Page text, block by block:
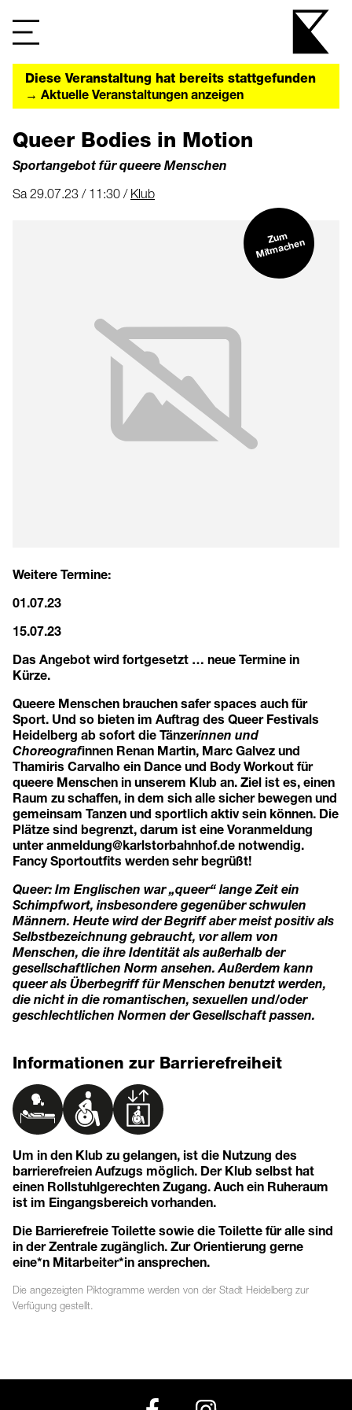
Diese Veranstaltung hat bereits stattgefunden
→ Aktuelle Veranstaltungen anzeigen
Queer Bodies in Motion
Sportangebot für queere Menschen
Sa 29.07.23 / 11:30 / Klub
Zu
m
Mit
machen
Weitere Termine:
01.07.23
15.07.23
Das Angebot wird fortgesetzt … neue Termine in
Kürze.
Queere Menschen brauchen safer spaces auch für
Sport. Und so bieten im Auftrag des Queer Festivals
Heidelberg ab sofort die Tänzerinnen und
Choreografinnen Renan Martin, Marc Galvez und
Thamiris Carvalho ein Dance und Body Workout für
queere Menschen in unserem Klub an. Ziel ist es, einen
Raum zu schaffen, in dem sich alle sicher bewegen und
gemeinsam Tanzen und sportlich aktiv sein können. Die
Plätze sind begrenzt, darum ist eine Voranmeldung
unteranmeldung@karlstorbahnhof.de notwendig.
Fancy Sportoutfits werden sehr begrüßt!
Queer: Im Englischen war „queer“ lange Zeit ein
Schimpfwort, insbesondere gegenüber schwulen
Männern. Heute wird der Begriff aber meist positiv als
Selbstbezeichnung gebraucht, vor allem von
Menschen, die ihre Identität als außerhalb der
gesellschaftlichen Norm ansehen. Außerdem kann
queer als Überbegriff für Menschen benutzt werden,
die nicht in die romantischen, sexuellen und/oder
geschlechtlichen Normen der Gesellschaft passen.
Informationen zur Barrierefreiheit
Um in den Klub zu gelangen, ist die Nutzung des
barrierefreien Aufzugs möglich. Der Klub selbst hat
einen Rollstuhlgerechten Zugang. Auch ein Ruheraum
ist im Eingangsbereich vorhanden.
Die Barrierefreie Toilette sowie die Toilette für alle sind
in der Zentrale zugänglich. Zur Orientierung gerne
eine*n Mitarbeiter*in ansprechen.
Die angezeigten Piktogramme werden von der Stadt Heidelberg zur
Verfügung gestellt.